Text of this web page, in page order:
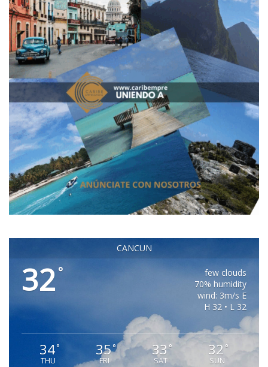
CANCUN
32 °
few clouds
70% humidity
wind: 3m/s E
H 32 • L 32
34°
THU
35°
FRI
33 °
SAT
32 °
SUN